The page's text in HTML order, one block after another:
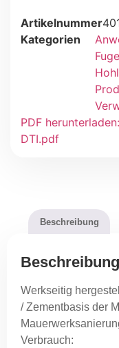
Artikelnummer
Kategorien
PDF
DTI.pdf
Beschreibung
Beschreibung
Werkseitig
/ Zementbasis der
Verbrauch: